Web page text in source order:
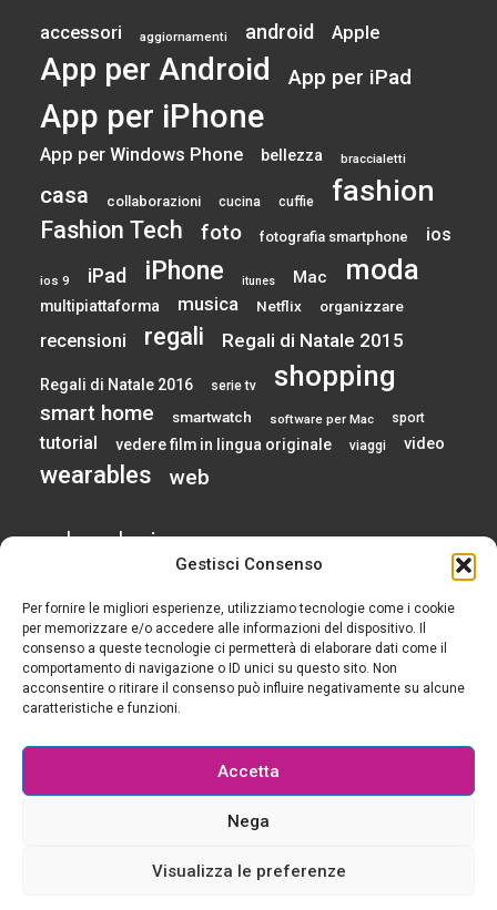
Gestisci Consenso
Per fornire le migliori esperienze, utilizziamo tecnologie come i cookie
per memorizzare e/o accedere alle informazioni del dispositivo. Il
consenso a queste tecnologie ci permetterà di elaborare dati come il
comportamento di navigazione o ID unici su questo sito. Non
acconsentire o ritirare il consenso può influire negativamente su alcune
caratteristiche e funzioni.
Accetta
Nega
Visualizza le preferenze
accessori aggiornamenti android Apple
App per Android App per iPad
App per iPhone
App per Windows Phone bellezza braccialetti
casa collaborazioni cucina cuffie fashion
Fashion Tech foto fotografia smartphone ios
ios 9 iPad iPhone itunes Mac moda
multipiattaforma musica Netflix organizzare
recensioni regali Regali di Natale 2015
Regali di Natale 2016 serie tv shopping
smart home smartwatch software per Mac sport
tutorial vedere film in lingua originale viaggi video
wearables web
calendario
AGOSTO 2026
L M M G V S
1
2
10
11 12 13 14 15
16
20